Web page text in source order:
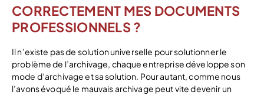
CORRECTEMENT MES DOCUMENTS
PROFESSIONNELS ?
Il n’existe pas de solution universelle pour solutionner le
problème de l’archivage, chaque entreprise développe son
mode d’archivage et sa solution. Pour autant, comme nous
l’avons évoqué le mauvais archivage peut vite devenir un